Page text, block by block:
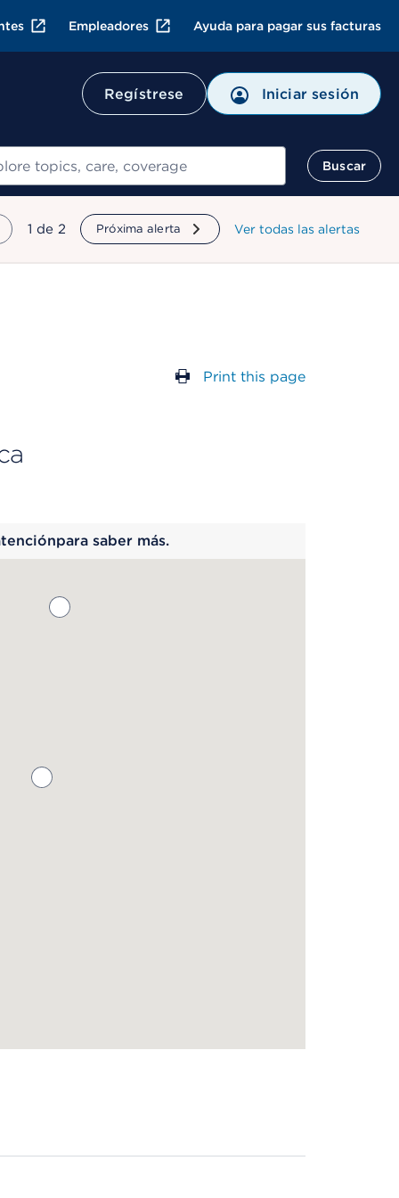
Empleadores Ayuda para pagar sus facturas
Regístrese Iniciar sesión
Buscar
mostrando
1 de 2 Próxima alerta Ver todas las alertas
Print this page
saber más.